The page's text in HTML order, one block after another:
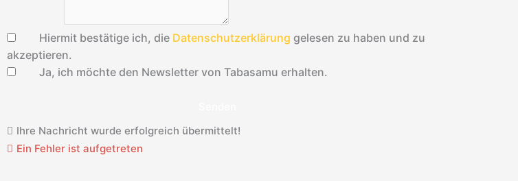
Hiermit bestätige ich, die Datenschutzerklärung gelesen zu haben und zu
akzeptieren.
Ja, ich möchte den Newsletter von Tabasamu erhalten.
Ihre Nachricht wurde erfolgreich übermittelt!
Ein Fehler ist aufgetreten